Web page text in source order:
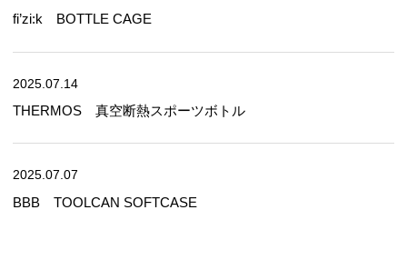
fi’zi:k BOTTLE CAGE
2025.07.14
THERMOS 真空断熱スポーツボトル
2025.07.07
BBB TOOLCAN SOFTCASE